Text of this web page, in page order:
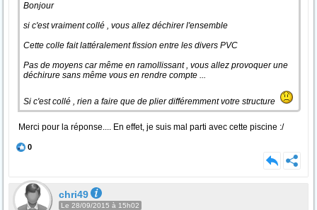
Bonjour
si c'est vraiment collé , vous allez déchirer l'ensemble
Cette colle fait lattéralement fission entre les divers PVC
Pas de moyens car même en ramollissant , vous allez provoquer une
déchirure sans même vous en rendre compte ...
Si c'est collé , rien a faire que de plier différemment votre structure
Merci pour la réponse.... En effet, je suis mal parti avec cette piscine :/
0
chri49
Le 28/09/2015 à 15h02